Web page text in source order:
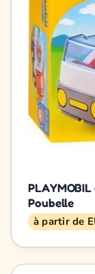
Poubelle
à partir de